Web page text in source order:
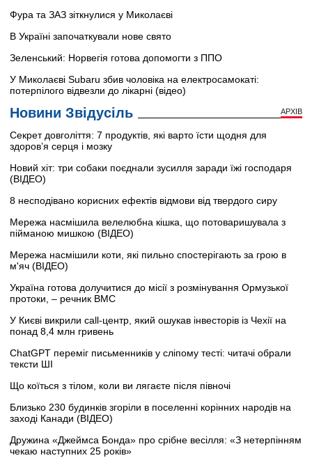
Фура та ЗАЗ зіткнулися у Миколаєві
В Україні започаткували нове свято
Зеленський: Норвегія готова допомогти з ППО
У Миколаєві Subaru збив чоловіка на електросамокаті:
потерпілого відвезли до лікарні (відео)
Новини Звідусіль АРХІВ
Секрет довголіття: 7 продуктів, які варто їсти щодня для
здоров’я серця і мозку
Новий хіт: три собаки поєднали зусилля заради їжі господаря
(ВІДЕО)
8 несподівано корисних ефектів відмови від твердого сиру
Мережа насмішила велелюбна кішка, що потоваришувала з
пійманою мишкою (ВІДЕО)
Мережа насмішили коти, які пильно спостерігають за грою в
м'яч (ВІДЕО)
Україна готова долучитися до місії з розмінування Ормузької
протоки, – речник ВМС
У Києві викрили call-центр, який ошукав інвесторів із Чехії на
понад 8,4 млн гривень
ChatGPT переміг письменників у сліпому тесті: читачі обрали
тексти ШІ
Що коїться з тілом, коли ви лягаєте після півночі
Близько 230 будинків згоріли в поселенні корінних народів на
заході Канади (ВІДЕО)
Дружина «Джеймса Бонда» про срібне весілля: «З нетерпінням
чекаю наступних 25 років»